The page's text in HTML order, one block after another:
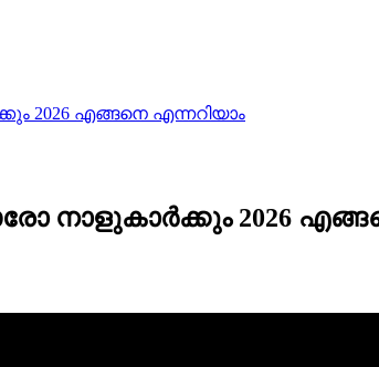
എങ്ങനെ എന്നറിയാം
2026